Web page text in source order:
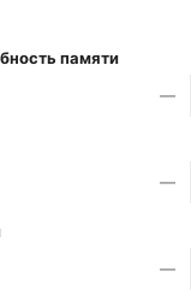
памяти
—
—
—